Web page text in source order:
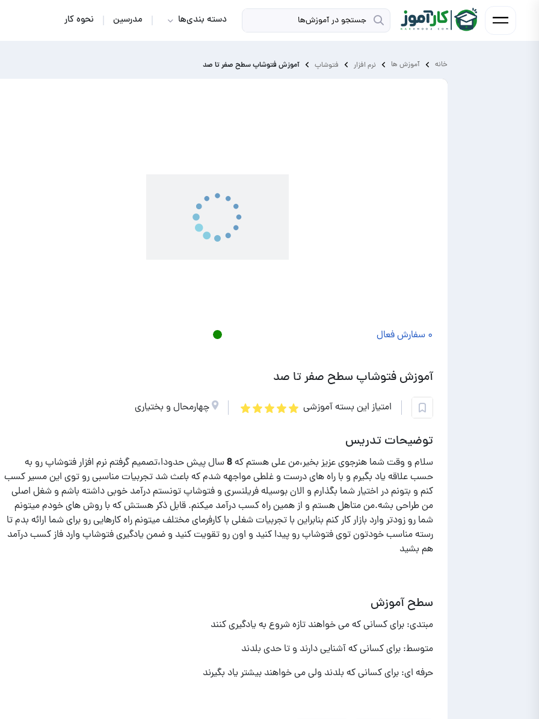
دسته بندی‌ها مدرسین نحوه کار
خانه آموزش ‌ها نرم افزار فتوشاپ آموزش فتوشاپ سطح صفر تا صد
۰ سفارش فعال
آموزش فتوشاپ سطح صفر تا صد
امتیاز این بسته آموزشی چهارمحال و بختیاری
توضیحات تدریس
سلام و وقت شما هنرجوی عزیز بخیر،من علی هستم که 8 سال پیش حدودا،تصمیم گرفتم نرم افزار فتوشاپ رو به
حسب علاقه یاد بگیرم و با راه های درست و غلطی مواجهه شدم که باعث شد تجربیات مناسبی رو توی این مسیر کسب
کنم و بتونم در اختیار شما بگذارم و الان بوسیله فریلنسری و فتوشاپ تونستم درآمد خوبی داشته باشم و شغل اصلی
من طراحی بشه.من متاهل هستم و از همین راه کسب درآمد میکنم. قابل ذکر هستش که با روش های خودم میتونم
شما رو زودتر وارد بازار کار کنم بنابراین با تجربیات شغلی با کارفرمای مختلف میتونم راه کارهایی رو برای شما ارائه بدم تا
رسته مناسب خودتون توی فتوشاپ رو پیدا کنید و اون رو تقویت کنید و ضمن یادگیری فتوشاپ وارد فاز کسب درآمد
هم بشید
سطح آموزش
مبتدی: برای کسانی که می خواهند تازه شروع به یادگیری کنند
متوسط: برای کسانی که آشنایی دارند و تا حدی بلدند
حرفه ای: برای کسانی که بلدند ولی می خواهند بیشتر یاد بگیرند